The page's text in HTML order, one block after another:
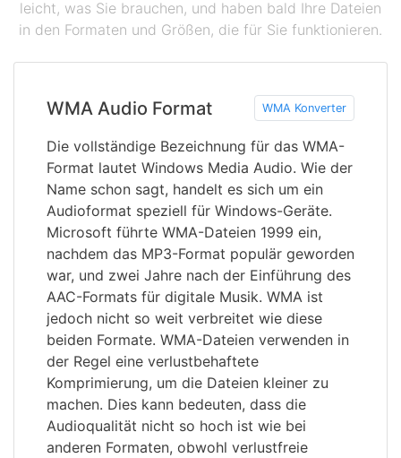
leicht, was Sie brauchen, und haben bald Ihre Dateien
in den Formaten und Größen, die für Sie funktionieren.
WMA Audio Format WMA Konverter
Die vollständige Bezeichnung für das WMA-
Format lautet Windows Media Audio. Wie der
Name schon sagt, handelt es sich um ein
Audioformat speziell für Windows-Geräte.
Microsoft führte WMA-Dateien 1999 ein,
nachdem das MP3-Format populär geworden
war, und zwei Jahre nach der Einführung des
AAC-Formats für digitale Musik. WMA ist
jedoch nicht so weit verbreitet wie diese
beiden Formate. WMA-Dateien verwenden in
der Regel eine verlustbehaftete
Komprimierung, um die Dateien kleiner zu
machen. Dies kann bedeuten, dass die
Audioqualität nicht so hoch ist wie bei
anderen Formaten, obwohl verlustfreie